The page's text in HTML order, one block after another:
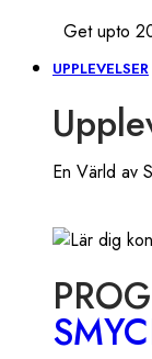
Get upto
UPPLEVELSER
En Värld av